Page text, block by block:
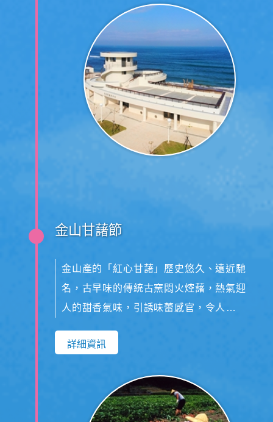
與教學，不管你是初學者或是進階者，都
能在這片沙灘找到衝浪的快感。
金山甘藷節
金山產的「紅心甘藷」歷史悠久、遠近馳
名，古早味的傳統古窯悶火焢藷，熱氣迎
人的甜香氣味，引誘味蕾感官，令人食指
在嘴裡、暖在心裡。
詳細資訊